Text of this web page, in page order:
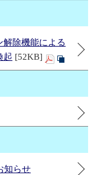
除機能による
起 [52KB]
知らせ